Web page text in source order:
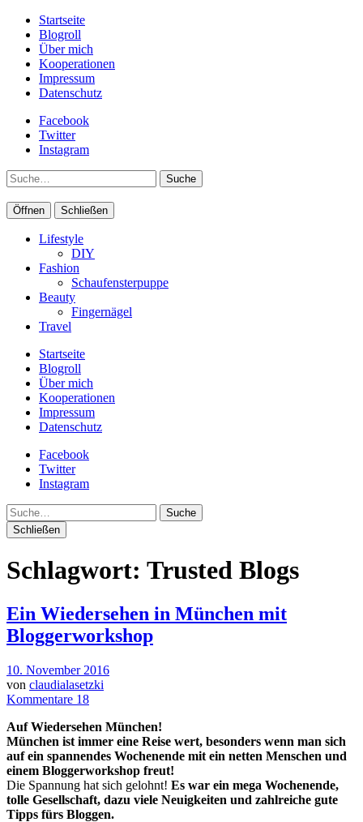
Startseite
Blogroll
Über mich
Kooperationen
Impressum
Datenschutz
Facebook
Twitter
Instagram
Suche
Öffnen Schließen
Lifestyle
DIY
Fashion
Schaufensterpuppe
Beauty
Fingernägel
Travel
Startseite
Blogroll
Über mich
Kooperationen
Impressum
Datenschutz
Facebook
Twitter
Instagram
Suche
Schließen
Schlagwort: Trusted Blogs
Ein Wiedersehen in München mit
Bloggerworkshop
10. November 2016
von claudialasetzki
Kommentare 18
Auf Wiedersehen München!
München ist immer eine Reise wert, besonders wenn man sich
auf ein spannendes Wochenende mit ein netten Menschen und
einem Bloggerworkshop freut!
Die Spannung hat sich gelohnt! Es war ein mega Wochenende,
tolle Gesellschaft, dazu viele Neuigkeiten und zahlreiche gute
Tipps fürs Bloggen.